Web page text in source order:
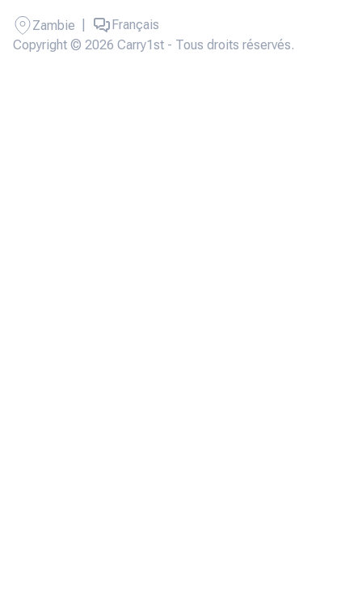
Copyright © 2026 Carry1st - Tous droits réservés.
Zambie Français